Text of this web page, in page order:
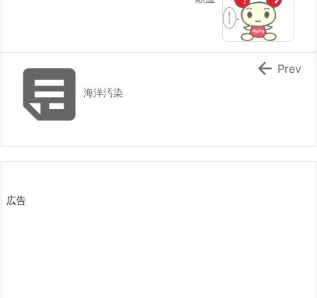
海洋汚染
 Prev
広告